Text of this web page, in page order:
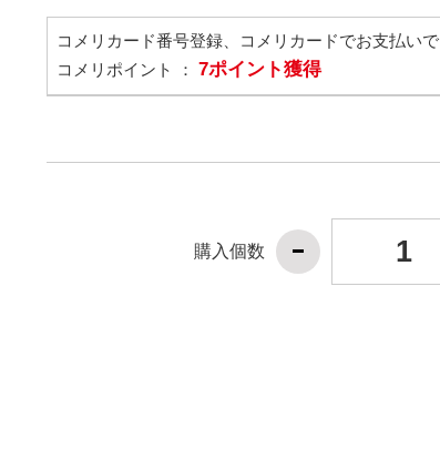
コメリカード番号登録、コメリカードでお支払いで
コメリポイント ： 7ポイント獲得
購入個数